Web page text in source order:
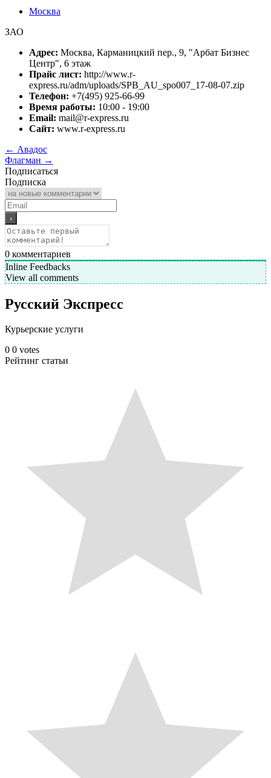
Москва
ЗАО
Адрес: Москва, Карманицкий пер., 9, "Арбат Бизнес
Центр", 6 этаж
Прайс лист: http://www.r-
express.ru/adm/uploads/SPB_AU_spo007_17-08-07.zip
Телефон: +7(495) 925-66-99
Время работы: 10:00 - 19:00
Email: mail@r-express.ru
Сайт: www.r-express.ru
← Авадос
Флагман →
Подписаться
Подписка
0 комментариев
Inline Feedbacks
View all comments
Русский Экспресс
Курьерские услуги
0 0 votes
Рейтинг статьи